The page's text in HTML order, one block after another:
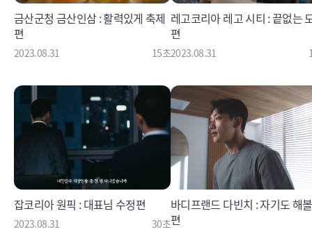
금산군청 금산인삼 : 활력있게 축제
편
2023.08.31 15초
레고코리아 레고 시티 : 끝없는
편
2023.08.31
잡코리아 원픽 : 대표님 수정편
2023.08.31 30초
바디프랜드 다빈치 : 자기도 해
편